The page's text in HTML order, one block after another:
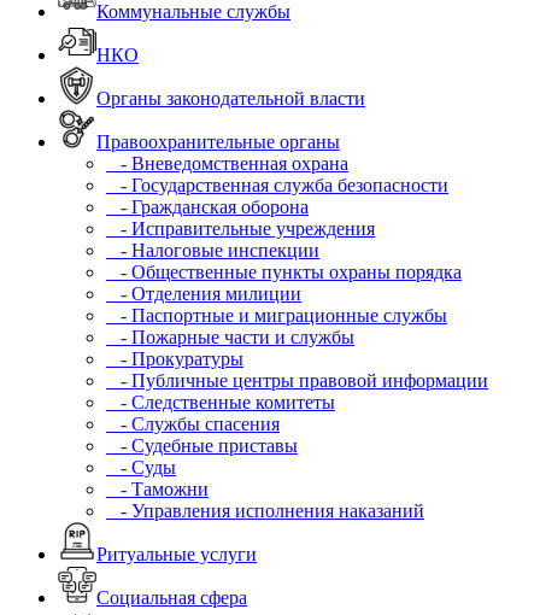
Коммунальные службы
НКО
Органы законодательной власти
Правоохранительные органы
- Вневедомственная охрана
- Государственная служба безопасности
- Гражданская оборона
- Исправительные учреждения
- Налоговые инспекции
- Общественные пункты охраны порядка
- Отделения милиции
- Паспортные и миграционные службы
- Пожарные части и службы
- Прокуратуры
- Публичные центры правовой информации
- Следственные комитеты
- Службы спасения
- Судебные приставы
- Суды
- Таможни
- Управления исполнения наказаний
Ритуальные услуги
Социальная сфера